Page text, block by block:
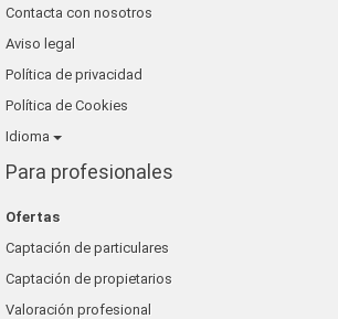
alfa su nuevo hogar
Contacta con nosotros
Aviso legal
Política de privacidad
Política de Cookies
Idioma
Para profesionales
Ofertas
Captación de particulares
Captación de propietarios
Valoración profesional